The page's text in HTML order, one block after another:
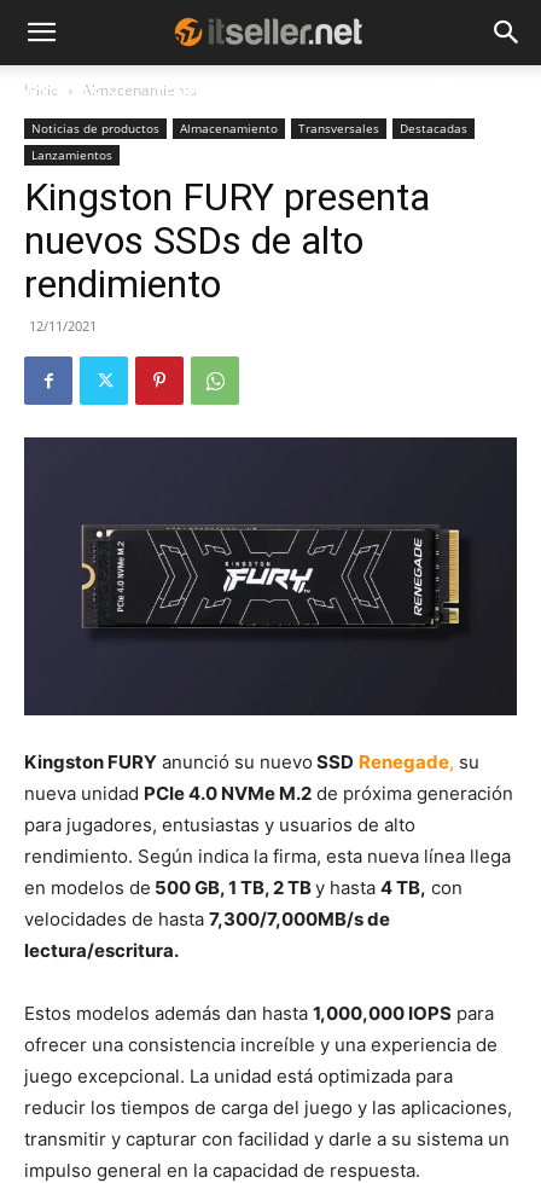
NOTICIAS TENDENCIAS
Inicio Almacenamiento
Noticias de productos Almacenamiento Transversales
Destacadas
Lanzamientos
Kingston FURY presenta
nuevos SSDs de alto
rendimiento
12/11/2021
Kingston FURY anunció su nuevo SSD Renegade, su
nueva unidad PCIe 4.0 NVMe M.2 de próxima generación
para jugadores, entusiastas y usuarios de alto
rendimiento. Según indica la firma, esta nueva línea llega
en modelos de 500 GB, 1 TB, 2 TBy hasta 4 TB, con
velocidades de hasta 7,300/7,000MB/s de
lectura/escritura.
Estos modelos además dan hasta 1,000,000 IOPS para
ofrecer una consistencia increíble y una experiencia de
juego excepcional. La unidad está optimizada para
reducir los tiempos de carga del juego y las aplicaciones,
transmitir y capturar con facilidad y darle a su sistema un
impulso general en la capacidad de respuesta.